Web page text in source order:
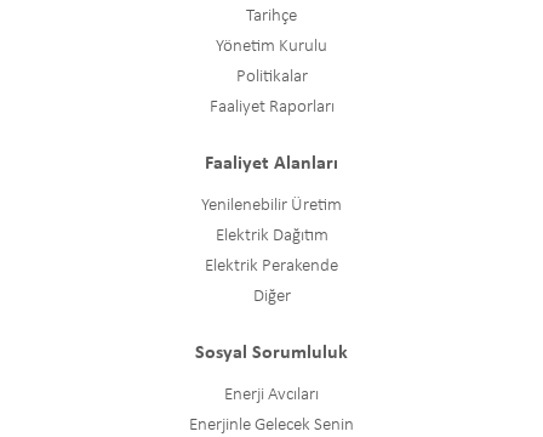
Tarihçe
Yönetim Kurulu
Politikalar
Faaliyet Raporları
Faaliyet Alanları
Yenilenebilir Üretim
Elektrik Dağıtım
Elektrik Perakende
Diğer
Sosyal Sorumluluk
Enerji Avcıları
Enerjinle Gelecek Senin